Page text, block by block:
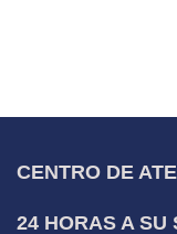
CENTRO DE
24 HORAS A SU